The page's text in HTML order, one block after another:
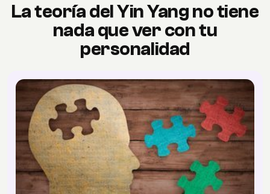
La teoría del Yin Yang no tiene
nada que ver con tu
personalidad